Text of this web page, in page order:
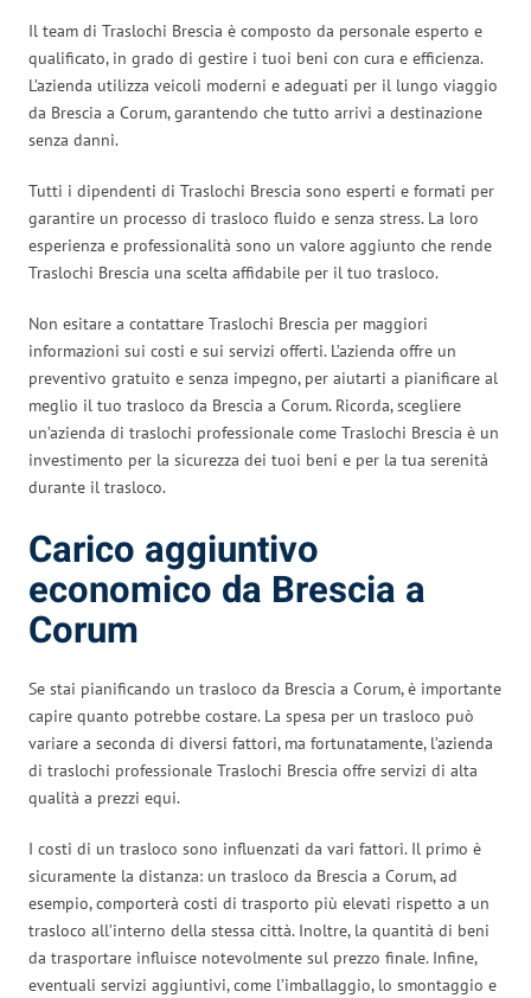
Il team di Traslochi Brescia è composto da personale esperto e
qualificato, in grado di gestire i tuoi beni con cura e efficienza.
L’azienda utilizza veicoli moderni e adeguati per il lungo viaggio
da Brescia a Corum, garantendo che tutto arrivi a destinazione
senza danni.
Tutti i dipendenti di Traslochi Brescia sono esperti e formati per
garantire un processo di trasloco fluido e senza stress. La loro
esperienza e professionalità sono un valore aggiunto che rende
Traslochi Brescia una scelta affidabile per il tuo trasloco.
Non esitare a contattare Traslochi Brescia per maggiori
informazioni sui costi e sui servizi offerti. L’azienda offre un
preventivo gratuito e senza impegno, per aiutarti a pianificare al
meglio il tuo trasloco da Brescia a Corum. Ricorda, scegliere
un’azienda di traslochi professionale come Traslochi Brescia è un
investimento per la sicurezza dei tuoi beni e per la tua serenità
durante il trasloco.
Carico aggiuntivo
economico da Brescia a
Corum
Se stai pianificando un trasloco da Brescia a Corum, è importante
capire quanto potrebbe costare. La spesa per un trasloco può
variare a seconda di diversi fattori, ma fortunatamente, l’azienda
di traslochi professionale Traslochi Brescia offre servizi di alta
qualità a prezzi equi.
I costi di un trasloco sono influenzati da vari fattori. Il primo è
sicuramente la distanza: un trasloco da Brescia a Corum, ad
esempio, comporterà costi di trasporto più elevati rispetto a un
trasloco all’interno della stessa città. Inoltre, la quantità di beni
da trasportare influisce notevolmente sul prezzo finale. Infine,
eventuali servizi aggiuntivi, come l’imballaggio, lo smontaggio e